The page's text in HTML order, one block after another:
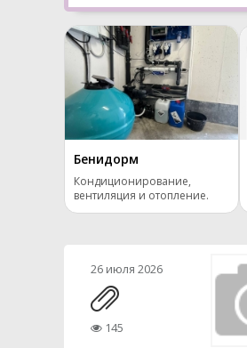
Бенидорм
Кондиционирование,
вентиляция и отопление.
26 июля 2026
145